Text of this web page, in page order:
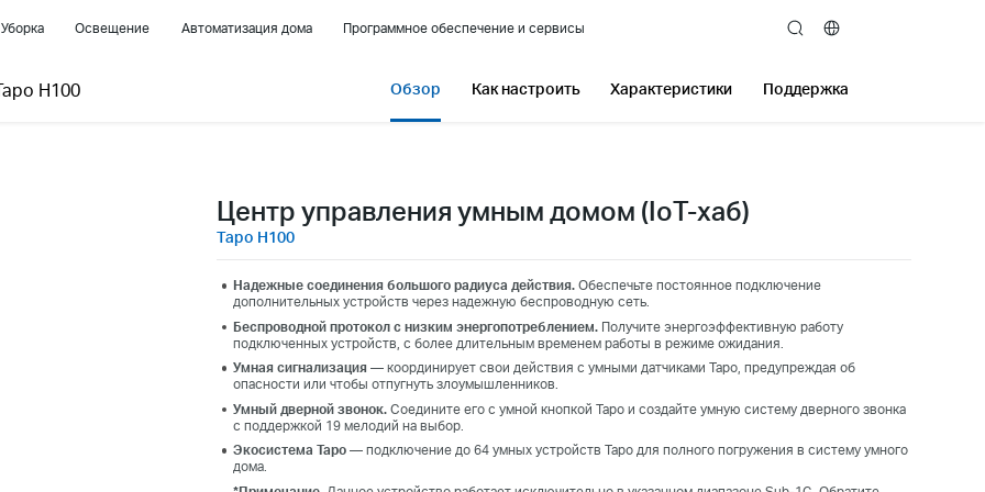
Уборка Освещение Автоматизация дома Программное обеспечение и сервисы search
H100 Обзор Как настроить Характеристики Поддержка
Центр управления умным домом (IoT-хаб)
Tapo H100
Надежные соединения большого радиуса действия. Обеспечьте постоянное подключение
дополнительных устройств через надежную беспроводную сеть.
Беспроводной протокол с низким энергопотреблением. Получите энергоэффективную работу
подключенных устройств, с более длительным временем работы в режиме ожидания.
Умная сигнализация — координирует свои действия с умными датчиками Tapo, предупреждая об
опасности или чтобы отпугнуть злоумышленников.
Умный дверной звонок. Соедините его с умной кнопкой Tapo и создайте умную систему дверного звонка
с поддержкой 19 мелодий на выбор.
Экосистема Tapo — подключение до 64 умных устройств Tapo для полного погружения в систему умного
дома.